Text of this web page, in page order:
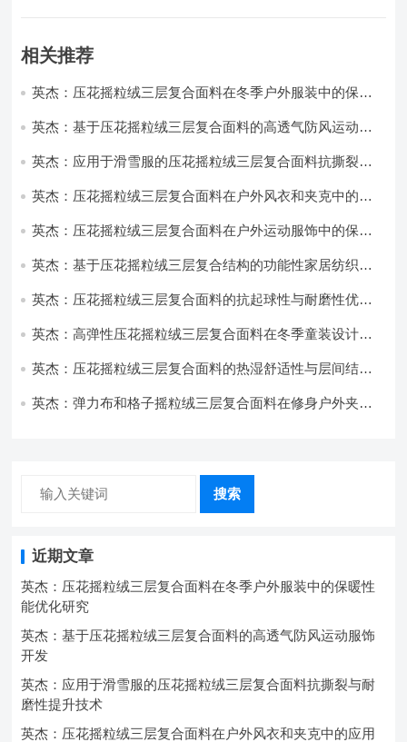
相关推荐
英杰：压花摇粒绒三层复合面料在冬季户外服装中的保暖
英杰：基于压花摇粒绒三层复合面料的高透气防风运动服
英杰：应用于滑雪服的压花摇粒绒三层复合面料抗撕裂与
英杰：压花摇粒绒三层复合面料在户外风衣和夹克中的应
英杰：压花摇粒绒三层复合面料在户外运动服饰中的保暖
英杰：基于压花摇粒绒三层复合结构的功能性家居纺织品
英杰：压花摇粒绒三层复合面料的抗起球性与耐磨性优化
英杰：高弹性压花摇粒绒三层复合面料在冬季童装设计中
英杰：压花摇粒绒三层复合面料的热湿舒适性与层间结合
英杰：弹力布和格子摇粒绒三层复合面料在修身户外夹克
搜索
近期文章
英杰：压花摇粒绒三层复合面料在冬季户外服装中的保暖性
能优化研究
英杰：基于压花摇粒绒三层复合面料的高透气防风运动服饰
开发
英杰：应用于滑雪服的压花摇粒绒三层复合面料抗撕裂与耐
磨性提升技术
英杰：压花摇粒绒三层复合面料在户外风衣和夹克中的应用